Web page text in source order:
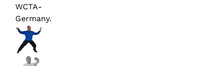
WCTA-
Germany.